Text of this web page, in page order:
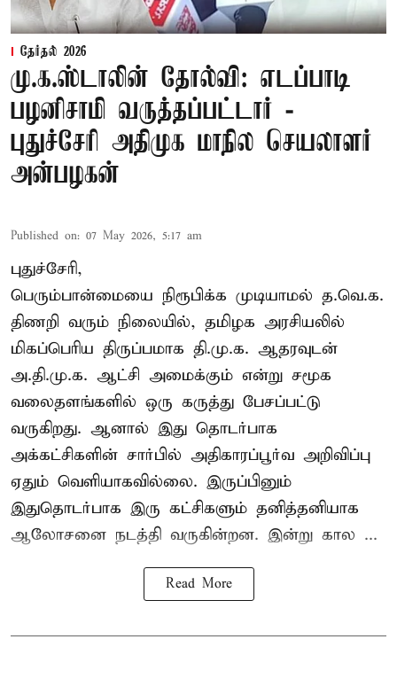
தேர்தல் 2026
மு.க.ஸ்டாலின் தோல்வி: எடப்பாடி
பழனிசாமி வருத்தப்பட்டார் -
புதுச்சேரி அதிமுக மாநில செயலாளர்
அன்பழகன்
Published on: 07 May 2026, 5:17 am
புதுச்சேரி,
பெரும்பான்மையை நிரூபிக்க முடியாமல் த.வெ.க.
திணறி வரும் நிலையில், தமிழக அரசியலில்
மிகப்பெரிய திருப்பமாக தி.மு.க. ஆதரவுடன்
அ.தி.மு.க. ஆட்சி அமைக்கும் என்று சமூக
வலைதளங்களில் ஒரு கருத்து பேசப்பட்டு
வருகிறது. ஆனால் இது தொடர்பாக
அக்கட்சிகளின் சார்பில் அதிகாரப்பூர்வ அறிவிப்பு
ஏதும் வெளியாகவில்லை. இருப்பினும்
இதுதொடர்பாக இரு கட்சிகளும் தனித்தனியாக
ஆலோசனை நடத்தி வருகின்றன. இன்று கால ...
Read More